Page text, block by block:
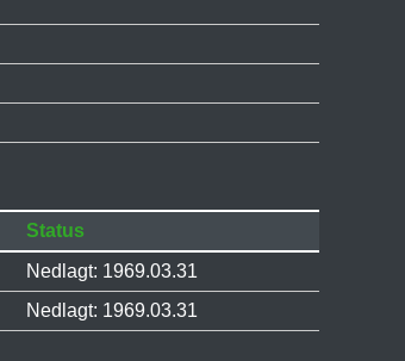
Status
Nedlagt: 1969.03.31
Nedlagt: 1969.03.31